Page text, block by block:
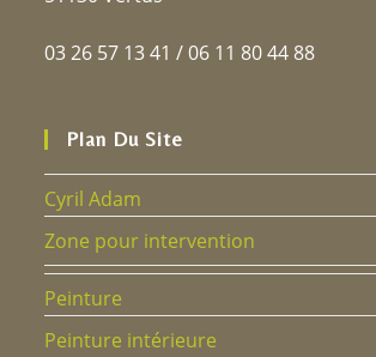
03 26 57 13 41 / 06 11 80 44 88
Plan Du Site
Cyril Adam
Zone pour intervention
Peinture
Peinture intérieure